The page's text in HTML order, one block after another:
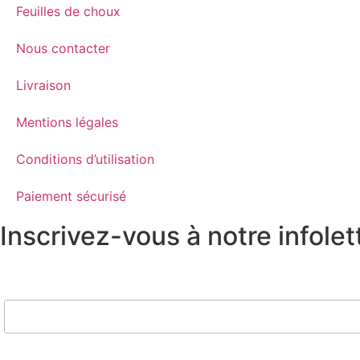
Feuilles de choux
Nous contacter
Livraison
Mentions légales
Conditions d’utilisation
Paiement sécurisé
Inscrivez-vous à notre